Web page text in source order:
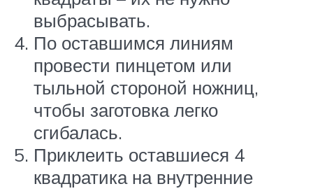
выбрасывать.
По оставшимся линиям
провести пинцетом или
тыльной стороной ножниц,
чтобы заготовка легко
сгибалась.
Приклеить оставшиеся 4
квадратика на внутренние